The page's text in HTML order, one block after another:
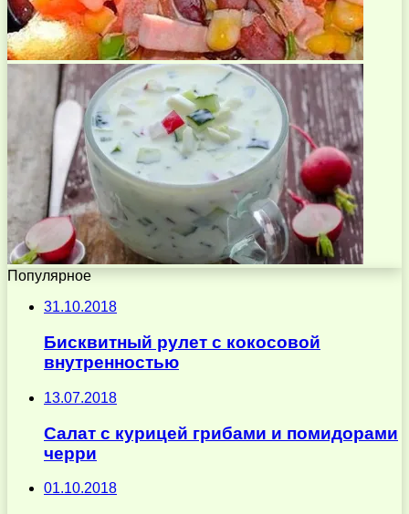
Популярное
31.10.2018
Бисквитный рулет с кокосовой
внутренностью
13.07.2018
Салат с курицей грибами и помидорами
черри
01.10.2018